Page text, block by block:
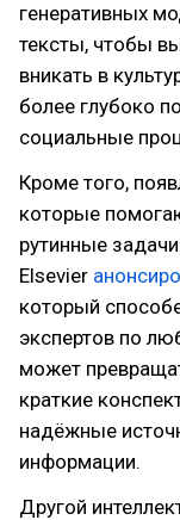
генеративных
тексты, чтобы
вникать в
более глубоко
социальные
Кроме того,
которые
рутинные
Elsevier
который
экспертов по
может
краткие
надёжные
информации.
Другой